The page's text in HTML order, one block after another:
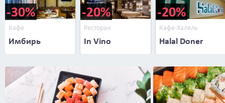
-30%
Кафе
Имбирь
-20%
Ресторан
In Vino
-20%
Кафе-Халяль
Halal Doner